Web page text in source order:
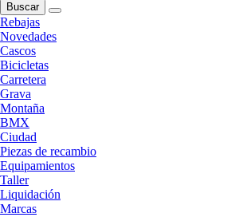
Buscar
Rebajas
Novedades
Cascos
Bicicletas
Carretera
Grava
Montaña
BMX
Ciudad
Piezas de recambio
Equipamientos
Taller
Liquidación
Marcas